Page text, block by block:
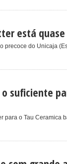
está
precoce do Unicaja
suficiente
para o Tau Ceramica